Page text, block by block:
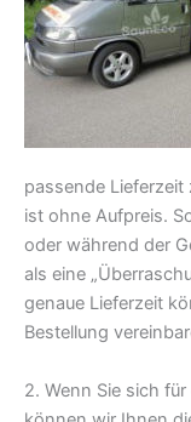
passende Lieferzeit
ist ohne Aufpreis.
oder während der
als eine
genaue Lieferzeit
Bestellung
2. Wenn Sie sich